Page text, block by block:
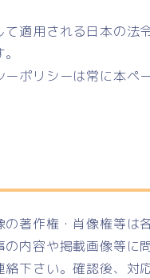
適用される日本の法
ポリシーは常に本ペ
著作権・肖像権等は
内容や掲載画像等に
絡下さい。確認後、対